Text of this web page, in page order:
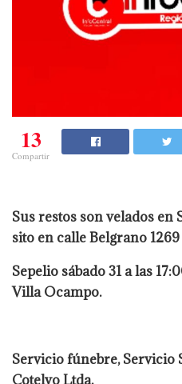
13
Compartir
Sus restos son velados en
sito en calle Belgrano
Sepelio sábado 31 a las
Villa Ocampo.
Servicio fúnebre, Servicio
Cotelvo Ltda.